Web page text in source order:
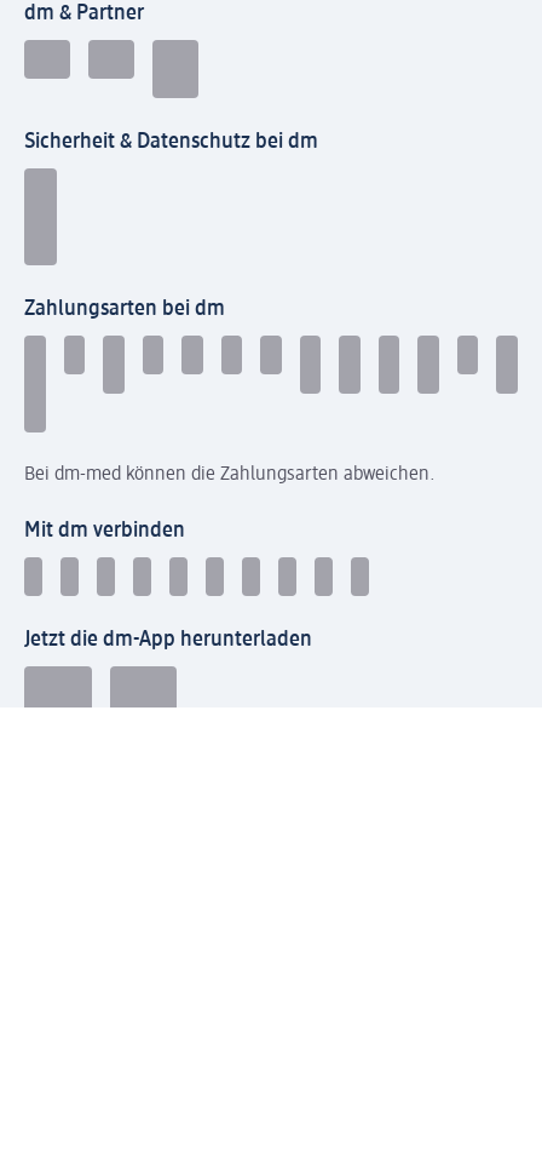
dm & Partner
Sicherheit & Datenschutz bei dm
Zahlungsarten bei dm
Bei dm-med können die Zahlungsarten abweichen.
Mit dm verbinden
Jetzt die dm-App herunterladen